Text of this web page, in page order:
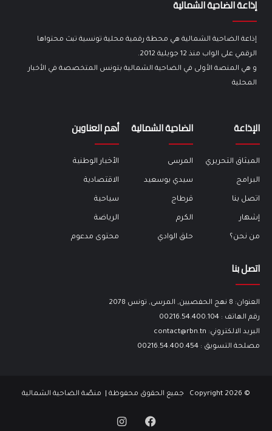
إذاعة الضاحية الشمالية
إذاعة الضاحية الشمالية هي محطة رقمية محلية تونسية تبث محتواها
الرقمي على الواب منذ 12 جويلية 2012.
و هي المنصة الأولى في الضاحية الشمالية بتونس المتخصصة في الأخبار
المحلية
الإذاعة
الميثاق التحريري
البرامج
اتصل بنا
إشهار
من نحن؟
الضاحية الشمالية
المرسى
سيدي بوسعيد
قرطاج
الكرم
حلق الوادي
أهم العناوين
الأخبار الوطنية
الاقتصادية
سياحية
الرياضة
محتوى مدعوم
اتصل بنا
العنوان: 8 نهج الحفصيين, المرسى, تونس 2078
رقم الهاتف : 00216.54.400.104
البريد الالكتروني: contact@rbn.tn
مصلحة التسويق : 00216.54.400.454
© Copyright 2026 جميع الحقوق محفوظة منصّة الضاحية الشمالية
فيسبوكانستقرام